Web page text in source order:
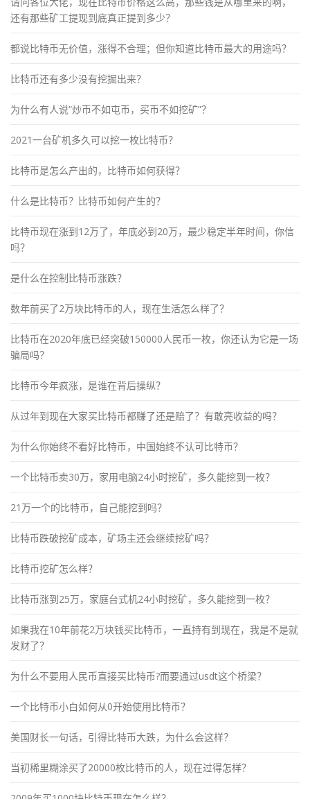
还有那些矿工提现到底真正提到多少？
都说比特币无价值，涨得不合理；但你知道比特币最大的用途吗？
比特币还有多少没有挖掘出来？
为什么有人说“炒币不如屯币，买币不如挖矿”？
2021一台矿机多久可以挖一枚比特币？
比特币是怎么产出的，比特币如何获得？
什么是比特币？比特币如何产生的？
比特币现在涨到12万了，年底必到20万，最少稳定半年时间，你信
吗？
是什么在控制比特币涨跌？
数年前买了2万块比特币的人，现在生活怎么样了？
比特币在2020年底已经突破150000人民币一枚，你还认为它是一场
骗局吗？
比特币今年疯涨，是谁在背后操纵？
从过年到现在大家买比特币都赚了还是赔了？有敢亮收益的吗？
为什么你始终不看好比特币，中国始终不认可比特币？
一个比特币卖30万，家用电脑24小时挖矿，多久能挖到一枚？
21万一个的比特币，自己能挖到吗？
比特币跌破挖矿成本，矿场主还会继续挖矿吗？
比特币挖矿怎么样？
比特币涨到25万，家庭台式机24小时挖矿，多久能挖到一枚？
如果我在10年前花2万块钱买比特币，一直持有到现在，我是不是就
发财了？
为什么不要用人民币直接买比特币?而要通过usdt这个桥梁？
一个比特币小白如何从0开始使用比特币？
美国财长一句话，引得比特币大跌，为什么会这样？
当初稀里糊涂买了20000枚比特币的人，现在过得怎样？